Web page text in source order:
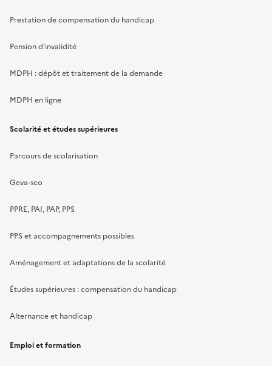
Prestation de compensation du handicap
Pension d'invalidité
MDPH : dépôt et traitement de la demande
MDPH en ligne
Scolarité et études supérieures
Parcours de scolarisation
Geva-sco
PPRE, PAI, PAP, PPS
PPS et accompagnements possibles
Aménagement et adaptations de la scolarité
Études supérieures : compensation du handicap
Alternance et handicap
Emploi et formation